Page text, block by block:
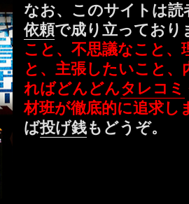
なお、このサイトは読
依頼で成り立っており
こと、不思議なこと、
と、主張したいこと、
ればどんどんタレコミ
材班が徹底的に追求し
ば投げ銭もどうぞ。